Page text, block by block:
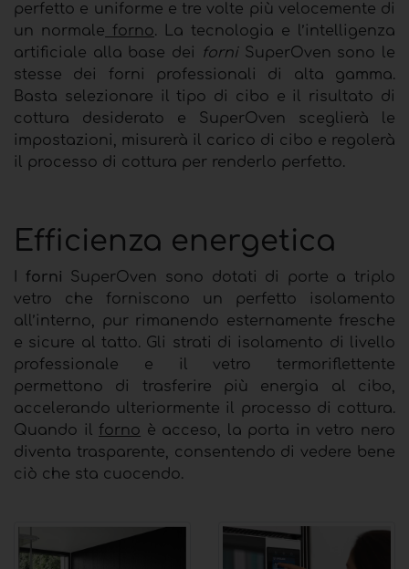
perfetto e uniforme e tre volte più velocemente di
un normale forno. La tecnologia e l’intelligenza
artificiale alla base dei
forniSuperOven sono le
stesse dei forni professionali di alta gamma.
Basta selezionare il tipo di cibo e il risultato di
cottura desiderato e SuperOven sceglierà le
impostazioni, misurerà il carico di cibo e regolerà
il processo di cottura per renderlo perfetto.
Efficienza energetica
forni SuperOven sono dotati di porte a triplo
vetro che forniscono un perfetto isolamento
all’interno, pur rimanendo esternamente fresche
e sicure al tatto. Gli strati di isolamento di livello
professionale e il vetro termoriflettente
permettono di trasferire più energia al cibo,
accelerando ulteriormente il processo di cottura.
Quando il forno è acceso, la porta in vetro nero
diventa trasparente, consentendo di vedere bene
ciò che sta cuocendo.